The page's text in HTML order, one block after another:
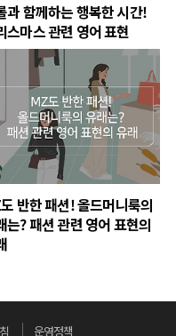
과 함께하는 행복한 시간!
스마스 관련 영어 표현
반한 패션! 올드머니룩의
는? 패션 관련 영어 표현의
운영정책